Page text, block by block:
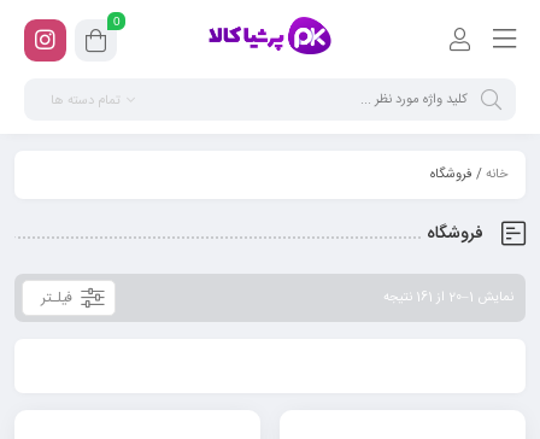
0
تمام دسته ها
خانه/ فروشگاه
فروشگاه
فیلـتر نمایش 1–20 از 161 نتیجه